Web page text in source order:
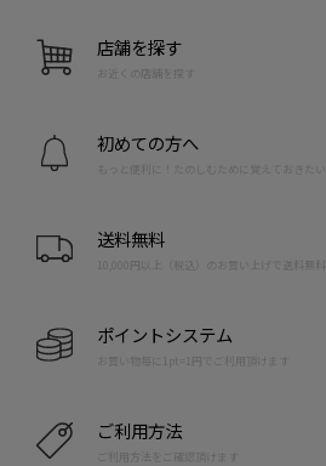
店舗を探す
お近くの店舗を探す
初めての方へ
もっと便利に！たのしむために覚えておきたい
送料無料
10,000円以上（税込）のお買い上げで送料無料
ポイントシステム
お買い物毎に1pt=1円でご利用頂けます
ご利用方法
ご利用方法をご確認頂けます